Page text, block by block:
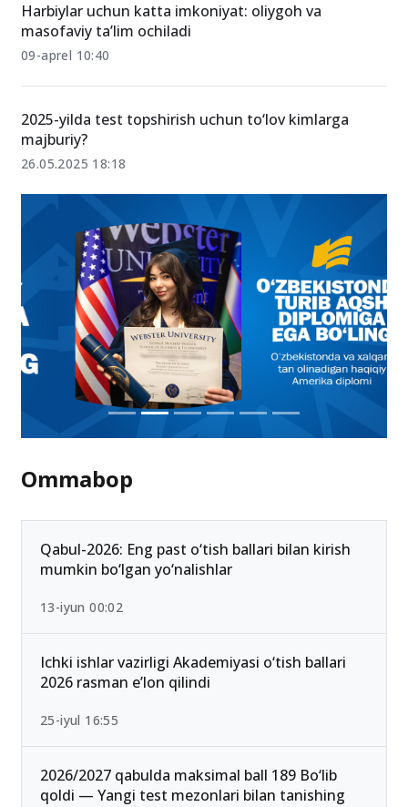
Harbiylar uchun katta imkoniyat: oliygoh va
masofaviy ta’lim ochiladi
09-aprel 10:40
2025-yilda test topshirish uchun to‘lov kimlarga
majburiy?
26.05.2025 18:18
Ommabop
Qabul-2026: Eng past o‘tish ballari bilan kirish
mumkin bo‘lgan yo‘nalishlar
13-iyun 00:02
Ichki ishlar vazirligi Akademiyasi o‘tish ballari
2026 rasman e’lon qilindi
25-iyul 16:55
2026/2027 qabulda maksimal ball 189 Bo‘lib
qoldi — Yangi test mezonlari bilan tanishing